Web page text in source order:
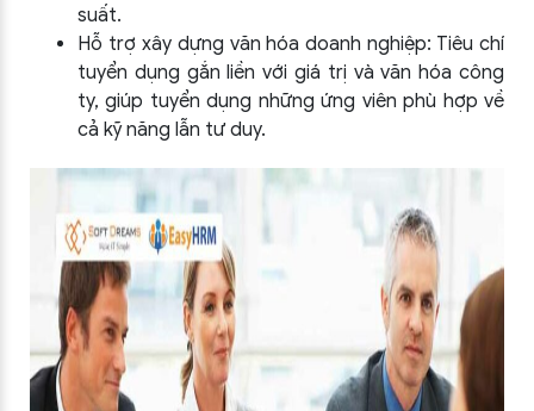
suất.
Hỗ trợ xây dựng văn hóa doanh nghiệp: Tiêu chí
tuyển dụng gắn liền với giá trị và văn hóa công
ty, giúp tuyển dụng những ứng viên phù hợp về
cả kỹ năng lẫn tư duy.